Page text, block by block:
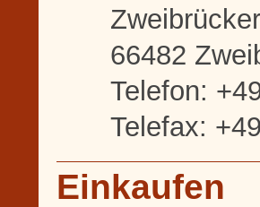
66482
Telefon:
Telefax:
Einkaufen